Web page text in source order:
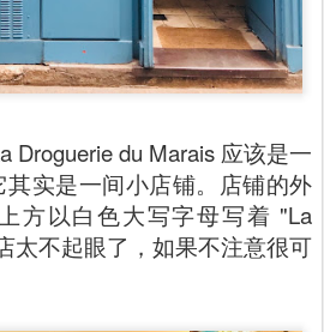
Droguerie du Marais 应该是一
实是一间小店铺。店铺的外
方以白色大写字母写着 "La
太不起眼了，如果不注意很可